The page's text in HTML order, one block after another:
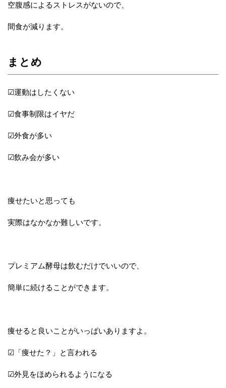
空腹感によるストレスがないので、
間食が減ります。
まとめ
☑運動はしたくない
☑食事制限はイヤだ
☑外食が多い
☑飲み会が多い
痩せたいと思っても
実際はなかなか難しいです。
プレミアム酵母は飲むだけでいいので、
簡単に続けることができます。
痩せると良いことがいっぱいありますよ。
☑「痩せた？」と言われる
☑外見をほめられるようになる